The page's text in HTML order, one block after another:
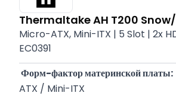
Thermaltake AH T200
Micro-ATX, Mini-ITX | 5 Slot | 2x
EC0391
Форм-фактор материнской платы:
ATX / Mini-ITX